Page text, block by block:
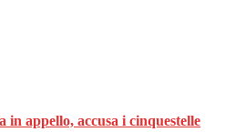
in appello, accusa i cinquestelle